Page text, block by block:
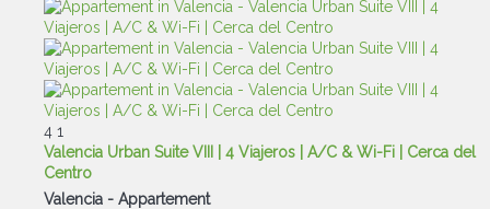
4 1
Valencia Urban Suite VIII | 4 Viajeros | A/C & Wi-Fi | Cerca del
Centro
Valencia - Appartement